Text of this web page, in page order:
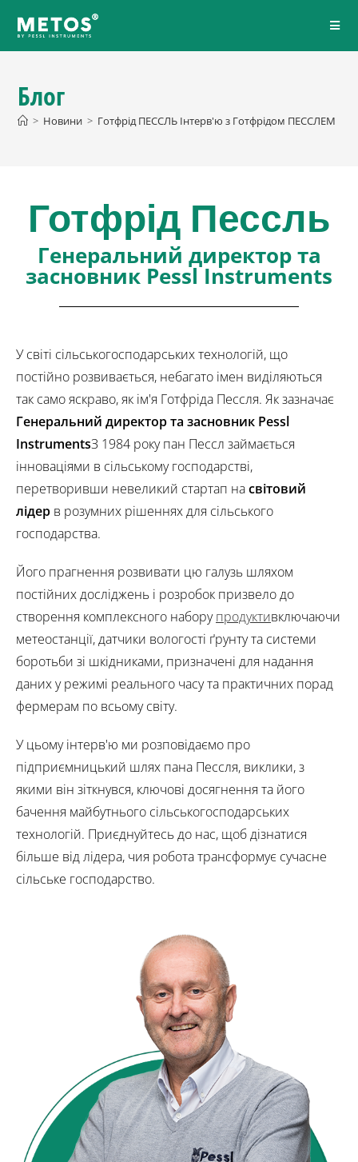
Блог
> Новини > Готфрід ПЕССЛЬ Інтерв'ю з Готфрідом ПЕССЛЕМ
Готфрід Пессль
Генеральний директор та
засновник Pessl Instruments
У світі сільськогосподарських технологій, що
постійно розвивається, небагато імен виділяються
так само яскраво, як ім'я Готфріда Пессля. Як зазначає
Генеральний директор та засновник Pessl
InstrumentsЗ 1984 року пан Пессл займається
інноваціями в сільському господарстві,
перетворивши невеликий стартап насвітовий
лідер в розумних рішеннях для сільського
господарства.
Його прагнення розвивати цю галузь шляхом
постійних досліджень і розробок призвело до
створення комплексного наборупродуктивключаючи
метеостанції, датчики вологості ґрунту та системи
боротьби зі шкідниками, призначені для надання
даних у режимі реального часу та практичних порад
фермерам по всьому світу.
У цьому інтерв'ю ми розповідаємо про
підприємницький шлях пана Пессля, виклики, з
якими він зіткнувся, ключові досягнення та його
бачення майбутнього сільськогосподарських
технологій. Приєднуйтесь до нас, щоб дізнатися
більше від лідера, чия робота трансформує сучасне
сільське господарство.